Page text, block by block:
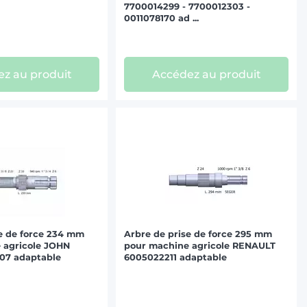
au produit
7700014299 - 7700012303 -
0011078170 ad ...
Accédez au produit
de force 234 mm
JOHN
adaptable
Arbre de prise de force 295 mm
pour machine agricole RENAULT
6005022211 adaptable